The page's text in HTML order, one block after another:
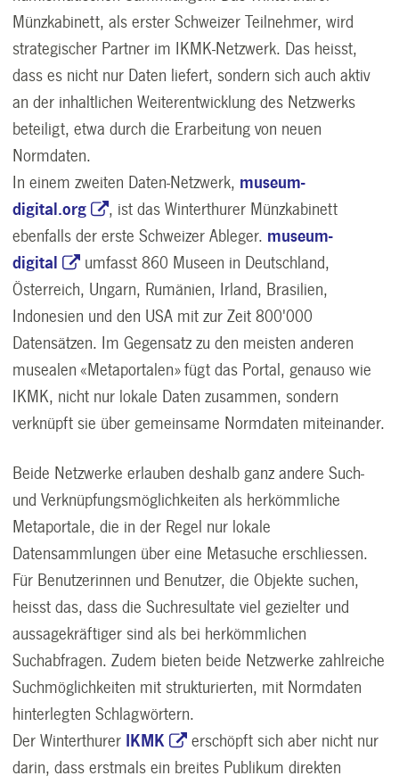
Münzkabinett, als erster Schweizer Teilnehmer, wird
strategischer Partner im IKMK-Netzwerk. Das heisst,
dass es nicht nur Daten liefert, sondern sich auch aktiv
an der inhaltlichen Weiterentwicklung des Netzwerks
beteiligt, etwa durch die Erarbeitung von neuen
Normdaten.
In einem zweiten Daten-Netzwerk, museum-
digital.org
, ist das Winterthurer Münzkabinett
ebenfalls der erste Schweizer Ableger. museum-
digital
umfasst 860 Museen in Deutschland,
Österreich, Ungarn, Rumänien, Irland, Brasilien,
Indonesien und den USA mit zur Zeit 800'000
Datensätzen. Im Gegensatz zu den meisten anderen
musealen «Metaportalen» fügt das Portal, genauso wie
IKMK, nicht nur lokale Daten zusammen, sondern
verknüpft sie über gemeinsame Normdaten miteinander.
Beide Netzwerke erlauben deshalb ganz andere Such-
und Verknüpfungsmöglichkeiten als herkömmliche
Metaportale, die in der Regel nur lokale
Datensammlungen über eine Metasuche erschliessen.
Für Benutzerinnen und Benutzer, die Objekte suchen,
heisst das, dass die Suchresultate viel gezielter und
aussagekräftiger sind als bei herkömmlichen
Suchabfragen. Zudem bieten beide Netzwerke zahlreiche
Suchmöglichkeiten mit strukturierten, mit Normdaten
hinterlegten Schlagwörtern.
Der Winterthurer
IKMK
erschöpft sich aber nicht nur
darin, dass erstmals ein breites Publikum direkten